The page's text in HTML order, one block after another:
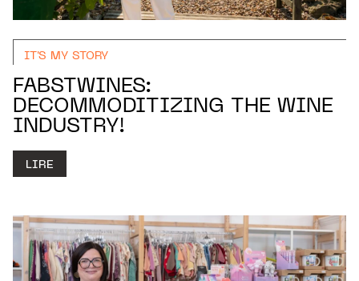
IT'S MY STORY
FABSTWINES:
DECOMMODITIZING THE WINE
INDUSTRY!
LIRE